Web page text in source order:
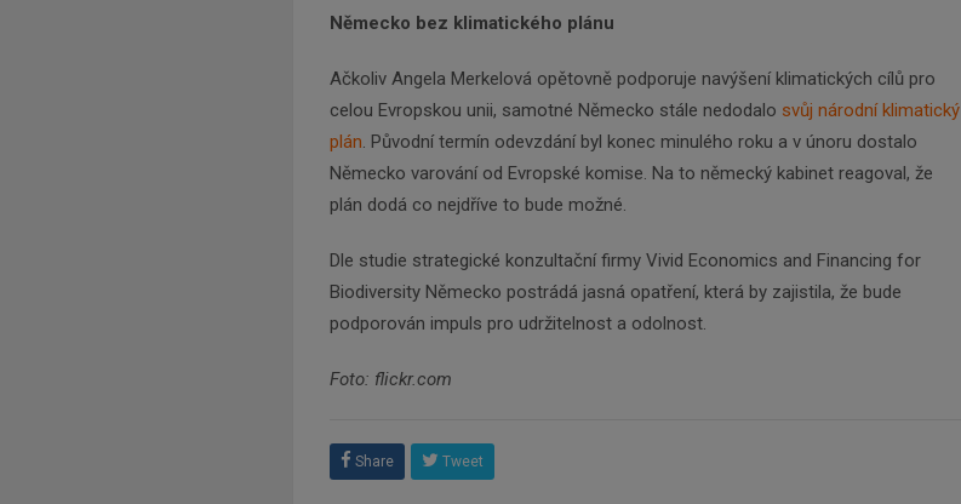
Německo bez klimatického plánu
Ačkoliv Angela Merkelová opětovně podporuje navýšení klimatických cílů pro
celou Evropskou unii, samotné Německo stále nedodalo svůj národní klimatický
plán . Původní termín odevzdání byl konec minulého roku a v únoru dostalo
Německo varování od Evropské komise. Na to německý kabinet reagoval, že
plán dodá co nejdříve to bude možné.
Dle studie strategické konzultační firmy Vivid Economics and Financing for
Biodiversity Německo postrádá jasná opatření, která by zajistila, že bude
podporován impuls pro udržitelnost a odolnost.
Foto: flickr.com
Share Tweet